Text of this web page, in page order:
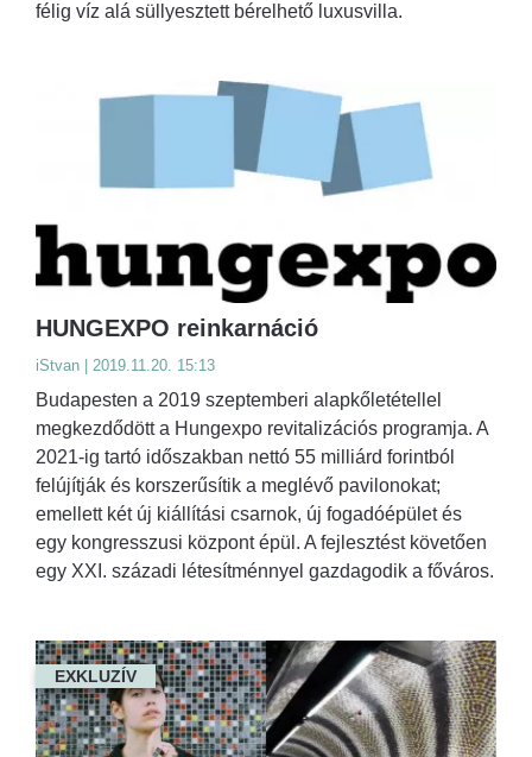
félig víz alá süllyesztett bérelhető luxusvilla.
HUNGEXPO reinkarnáció
iStvan | 2019.11.20. 15:13
Budapesten a 2019 szeptemberi alapkőletétellel
megkezdődött a Hungexpo revitalizációs programja. A
2021-ig tartó időszakban nettó 55 milliárd forintból
felújítják és korszerűsítik a meglévő pavilonokat;
emellett két új kiállítási csarnok, új fogadóépület és
egy kongresszusi központ épül. A fejlesztést követően
egy XXI. századi létesítménnyel gazdagodik a főváros.
EXKLUZÍV